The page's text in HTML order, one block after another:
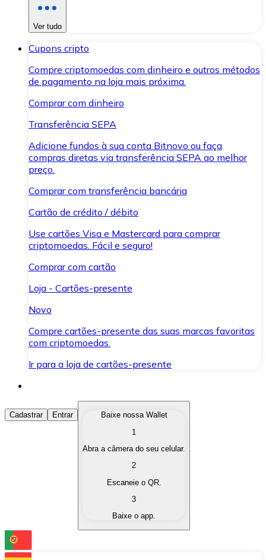
Ver tudo
Cupons cripto
Compre criptomoedas com dinheiro e outros métodos
de pagamento na loja mais próxima.
Comprar com dinheiro
Transferência SEPA
Adicione fundos à sua conta Bitnovo ou faça
compras diretas via transferência SEPA ao melhor
preço.
Comprar com transferência bancária
Cartão de crédito / débito
Use cartões Visa e Mastercard para comprar
criptomoedas. Fácil e seguro!
Comprar com cartão
Loja - Cartões-presente
Novo
Compre cartões-presente das suas marcas favoritas
com criptomoedas.
Ir para a loja de cartões-presente
Comprar Criptomoedas
Compre as criptomoedas de seu interesse de forma
Converta suas criptomoedas em moeda fiduciária
Troque uma criptomoeda por outra
Cadastrar Entrar
Baixe nossa Wallet
1
Abra a câmera do seu celular.
2
Escaneie o QR.
3
Baixe o app.